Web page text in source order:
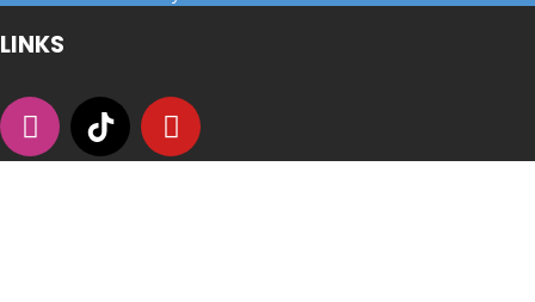
LINKS